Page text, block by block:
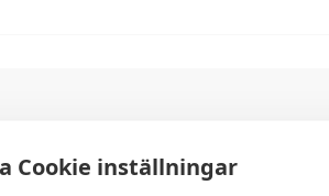
Cookie inställningar